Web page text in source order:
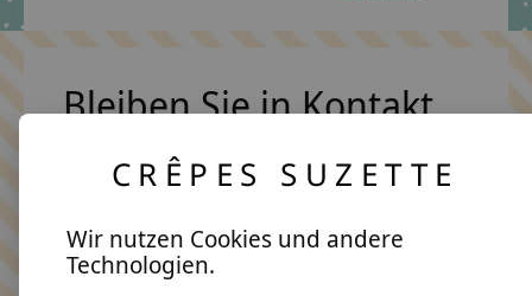
Bleiben Sie in Kontakt
Keine Sorge, wir übertreiben es nicht
CRÊPES SUZETTE
Wir nutzen Cookies und andere
Technologien.